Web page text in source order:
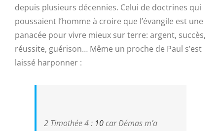
depuis plusieurs décennies. Celui de doctrines qui
poussaient l’homme à croire que l’évangile est une
panacée pour vivre mieux sur terre: argent, succès,
réussite, guérison… Même un proche de Paul s’est
laissé harponner :
2 Timothée 4 : 10car Démas m’a